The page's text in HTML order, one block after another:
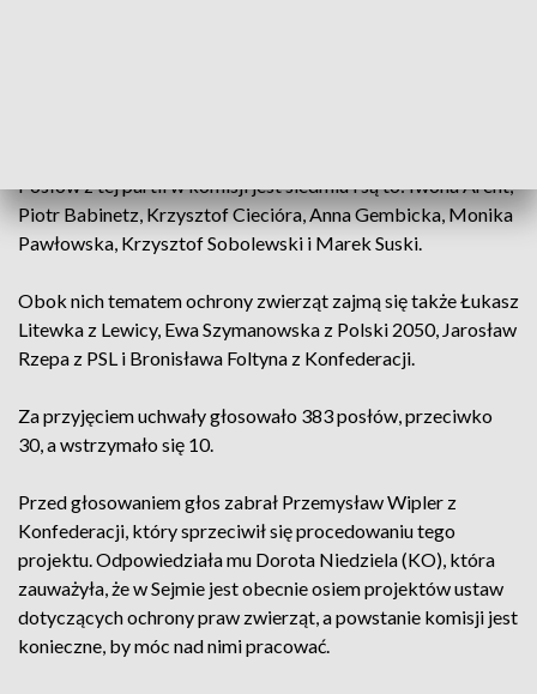
Posłów z tej partii w komisji jest siedmiu i są to: Iwona Arent,
Piotr Babinetz, Krzysztof Ciecióra, Anna Gembicka, Monika
Pawłowska, Krzysztof Sobolewski i Marek Suski.
Obok nich tematem ochrony zwierząt zajmą się także Łukasz
Litewka z Lewicy, Ewa Szymanowska z Polski 2050, Jarosław
Rzepa z PSL i Bronisława Foltyna z Konfederacji.
Za przyjęciem uchwały głosowało 383 posłów, przeciwko
30, a wstrzymało się 10.
Przed głosowaniem głos zabrał Przemysław Wipler z
Konfederacji, który sprzeciwił się procedowaniu tego
projektu. Odpowiedziała mu Dorota Niedziela (KO), która
zauważyła, że w Sejmie jest obecnie osiem projektów ustaw
dotyczących ochrony praw zwierząt, a powstanie komisji jest
konieczne, by móc nad nimi pracować.